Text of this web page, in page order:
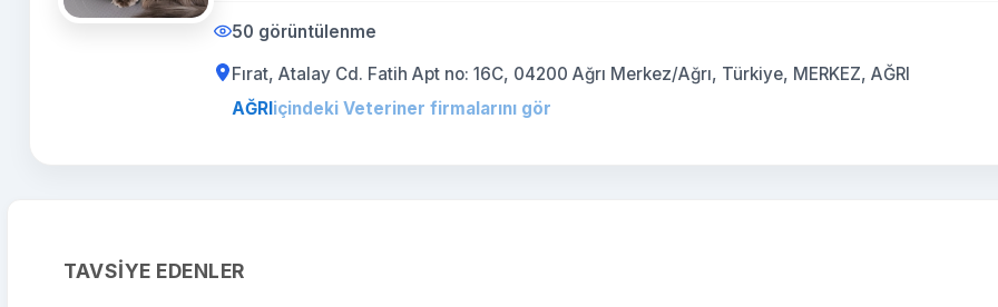
50 görüntülenme
Fırat, Atalay Cd. Fatih Apt no: 16C, 04200 Ağrı Merkez/Ağrı, Türkiye, MERKEZ, AĞRI
AĞRIiçindeki Veteriner firmalarını gör
TAVSIYE EDENLER